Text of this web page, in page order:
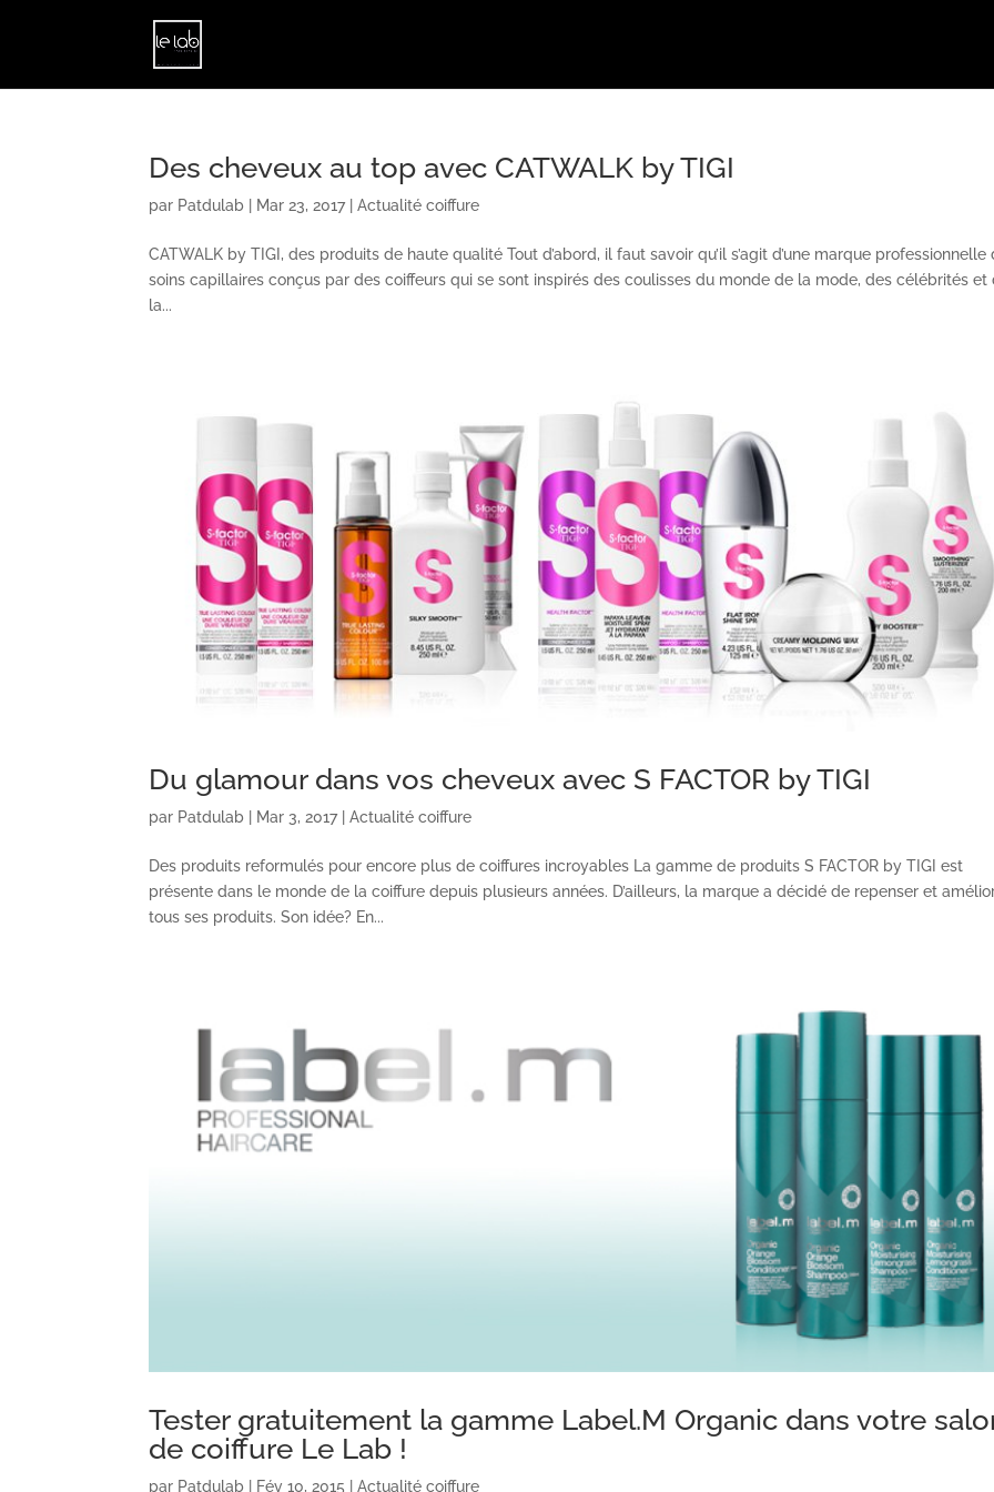
Des cheveux au top avec CATWALK by TIGI
par Patdulab Mar 23, 2017|Actualité coiffure
CATWALK by TIGI, des produits de haute qualité Tout d’abord, il faut savoir qu’il s’agit d’une marque professionnelle
soins capillaires conçus par des coiffeurs qui se sont inspirés des coulisses du monde de la mode, des célébrités et
la...
Du glamour dans vos cheveux avec S FACTOR by TIGI
par Patdulab Mar 3, 2017|Actualité coiffure
Des produits reformulés pour encore plus de coiffures incroyables La gamme de produits S FACTOR by TIGI est
présente dans le monde de la coiffure depuis plusieurs années. D’ailleurs, la marque a décidé de repenser et
tous ses produits. Son idée? En...
Tester gratuitement la gamme Label.M Organic dans votre
de coiffure Le Lab !
par Patdulab Fév 10, 2015 |Actualité coiffure